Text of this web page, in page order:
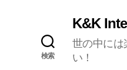
検索
K&K
世の中には
い！